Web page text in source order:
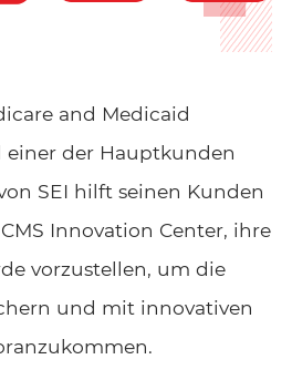
and Medicaid
einer der Hauptkunden
SEI hilft seinen Kunden
Innovation Center, ihre
vorzustellen, um die
und mit innovativen